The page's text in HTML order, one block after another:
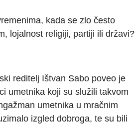
kada se zlo često
lojalnost religiji, partiji ili državi?
reditelj Ištvan Sabo poveo je
umetnika koji su služili takvom
umetnika u mračnim
izgled dobroga, te su bili